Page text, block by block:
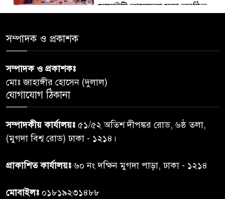
সোসাইটি আলোচনা সভা অনুষ্ঠিত
দিবস-২০২৬’।
৫
মাঝে ১৩ লক্ষ ১৫ হাজার টাকা
বিতরণ
৬
বান্দরবানে বন্যায় ক্ষতিগ্রস্তদের
সম্পাদক ও প্রকাশক
সম্পাদক ও প্রকাশকঃ
মোঃ জাহাঙ্গীর হোসেন (দুলাল)
যোগাযোগ ঠিকানা
সম্পাদকীয় কার্যালয়ঃ ৫১/৫২ অতিশ দীপঙ্কর রোড, ৬ষ্ঠ তলা,
(মুগদা বিশ্ব রোড) ঢাকা - ১২১৪।
প্রাকাশিত কার্যালয়ঃ৬০ নং দক্ষিন মুগদা পাড়া, ঢাকা - ১২১৪
মোবাইলঃ ০১৮১৯২৩১৪৮৮